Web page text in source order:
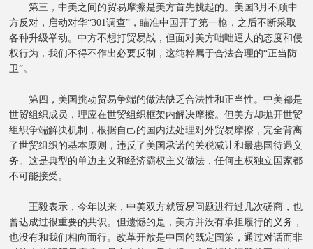
第三，中美之间的贸易摩擦是美方首先挑起的。美国3月不顾中
方反对，启动对华“301调查”，瞄准中国开了第一枪，之后不断采取
各种升级举动。中方不想打贸易战，但面对美方咄咄逼人的态度和侵
权行为，我们不得不作出必要反制，这纯粹属于合法合理的“正当防
卫”。
第四，美国挑动贸易争端的做法缺乏合法性和正当性。中美都是
世贸组织成员，理应在世贸组织框架内解决摩擦。但美方却抛开世贸
组织争端解决机制，根据自己的国内法处理对外贸易摩擦，完全背离
了世贸组织的基本原则，违反了美国承诺的关税减让和最惠国待遇义
务。这是典型的单边主义和经济霸权主义做法，任何主权独立国家都
不可能接受。
王毅表示，今年以来，中美双方就贸易问题进行过几次磋商，也
曾达成过很重要的共识。但遗憾的是，美方并没有承担履行的义务，
也没有和我们相向而行。改革开放是中国的既定国策，通过对话而非